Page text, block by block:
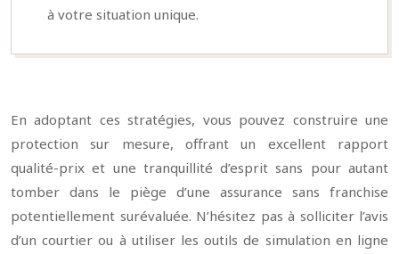
à votre situation unique.
En adoptant ces stratégies, vous pouvez construire une
protection sur mesure, offrant un excellent rapport
qualité-prix et une tranquillité d’esprit sans pour autant
tomber dans le piège d’une assurance sans franchise
potentiellement surévaluée. N’hésitez pas à solliciter l’avis
d’un courtier ou à utiliser les outils de simulation en ligne